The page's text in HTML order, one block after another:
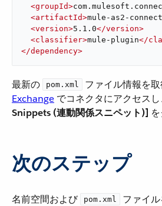
<groupId>
<artifactId>mule-as2-
<version>5.1.0</version>
<classifier>mule-plugin</
</dependency>
最新の pom.xml
ファイル情報を取
Exchange でコネクタにアクセスし
Snippets (連動関係スニペット)]
次のステップ
名前空間および pom.xml ファイ